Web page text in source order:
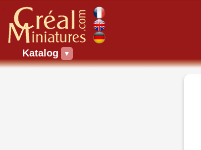
Katalog ▼